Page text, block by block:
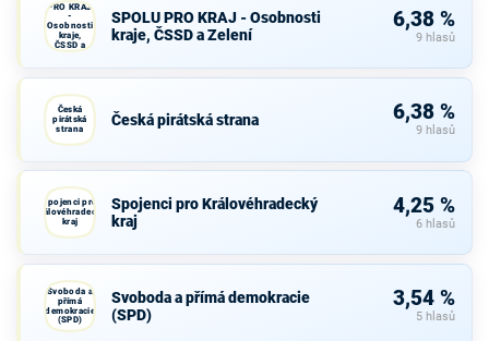
PRO KRAJ
-
Osobnosti
kraje,
ČSSD a
Zelení
SPOLU PRO KRAJ - Osobnosti
kraje, ČSSD a Zelení
6,38 %
9 hlasů
Česká
pirátská
strana
Česká pirátská strana 6,38 %
9 hlasů
Spojenci pro
Královéhradecký
kraj
Spojenci pro Královéhradecký
kraj
4,25 %
6 hlasů
Svoboda a
přímá
demokracie
(SPD)
Svoboda a přímá demokracie
(SPD)
3,54 %
5 hlasů